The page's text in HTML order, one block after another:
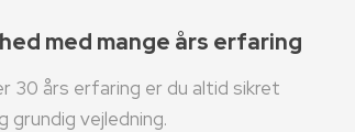
med mange års erfaring
30 års erfaring er du altid sikret
grundig vejledning.